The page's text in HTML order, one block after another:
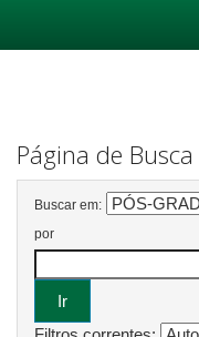
Página de Busca
Buscar em:
por